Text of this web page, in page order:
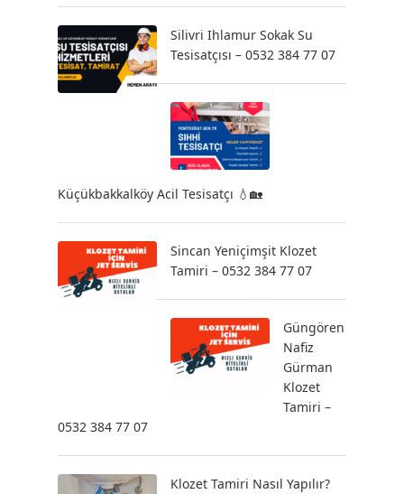
Silivri Ihlamur Sokak Su
Tesisatçısı – 0532 384 77 07
Küçükbakkalköy Acil Tesisatçı 💧🏡
Sincan Yeniçimşit Klozet
Tamiri – 0532 384 77 07
Güngören
Nafiz
Gürman
Klozet
Tamiri –
0532 384 77 07
Klozet Tamiri Nasıl Yapılır?